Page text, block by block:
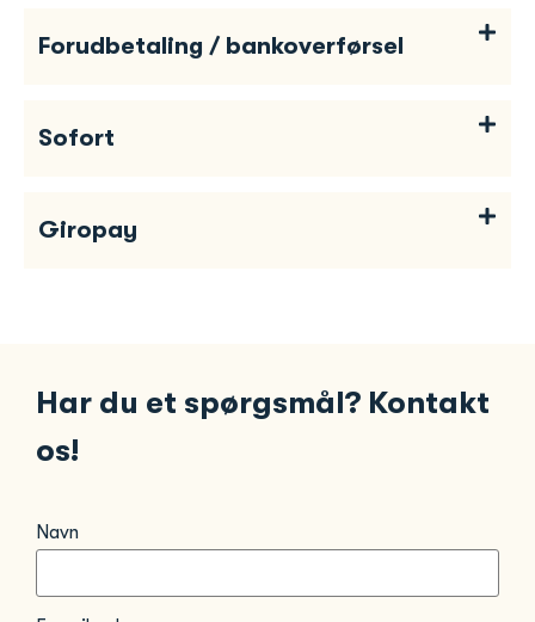
Forudbetaling / bankoverførsel
Sofort
Giropay
Har du et spørgsmål? Kontakt
os!
Navn